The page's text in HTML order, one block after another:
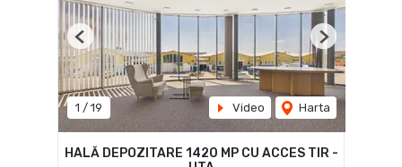
1 / 19 Video Harta
Previous Next
HALĂ DEPOZITARE 1420 MP CU ACCES TIR -